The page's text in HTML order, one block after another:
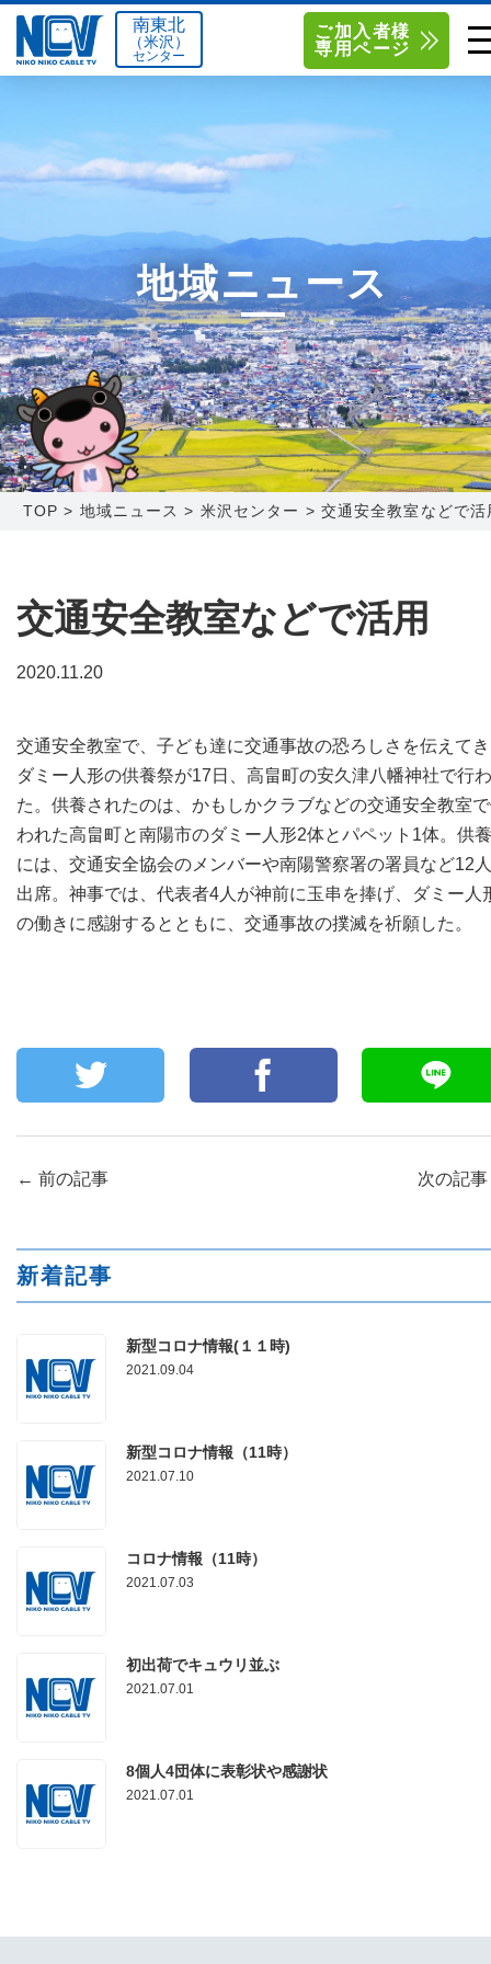
南東北センター（福島）
函館センター 0138-34-2525
新潟センター 025-210-1200
単品料金
お得なセットプラン
料金シミュレーション
サポート
Q&A
センター情報
採用情報
お問い合わせ
お申し込み
〒992-0044
山形県米沢市春日四丁目2-75
0238-24-2525
営業時間 9:00～18:00
南東北センター(福島)
〒960-8252
福島県福島市御山字一本松17-1-
1
0120-173-577
営業時間 9:15～18:00
〒041-0801
北海道函館市桔梗町379-31
0138-34-2525
営業時間 9:00～18:00
〒950-1189
新潟県新潟市西区山田2310-39
025-210-1200
営業時間 9:00～18:00
南東北
（米沢）
センター
ご加入者様
専用ページ
地域ニュース
TOP > 地域ニュース > 米沢センター > 交通安全教室などで活
交通安全教室などで活用
2020.11.20
交通安全教室で、子ども達に交通事故の恐ろしさを伝えて
ダミー人形の供養祭が17日、高畠町の安久津八幡神社で行
た。供養されたのは、かもしかクラブなどの交通安全教室
われた高畠町と南陽市のダミー人形2体とパペット1体。供
には、交通安全協会のメンバーや南陽警察署の署員など12
出席。神事では、代表者4人が神前に玉串を捧げ、ダミー人
の働きに感謝するとともに、交通事故の撲滅を祈願した。
← 前の記事 次の記事
新着記事
新型コロナ情報(１１時)
2021.09.04
新型コロナ情報（11時）
2021.07.10
コロナ情報（11時）
2021.07.03
初出荷でキュウリ並ぶ
2021.07.01
8個人4団体に表彰状や感謝状
2021.07.01